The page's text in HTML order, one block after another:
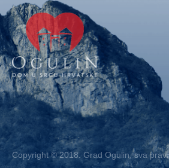
Copyright © 2018. Grad Ogulin, sva